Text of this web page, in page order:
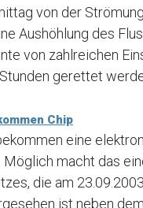
von der
Aushöhlung des
von zahlreichen
gerettet
Chip
eine
Möglich macht das
die am
ist neben